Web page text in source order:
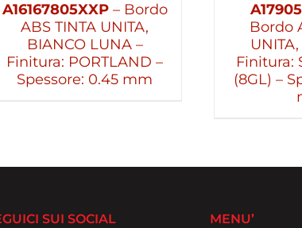
A16167805XXP– Bordo
ABS TINTA UNITA,
BIANCO LUNA –
Finitura: PORTLAND –
Spessore: 0.45 mm
Bordo
Finitura:
(8GL) –
SUI SOCIAL MENU’